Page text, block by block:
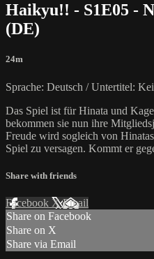
Haikyu!! - S1E05 -
(DE)
24m
Sprache: Deutsch / Untertitel:
Das Spiel ist für Hinata und
bekommen sie nun ihre
Freude wird sogleich von
Spiel zu versagen. Kommt er
Share with friends
Facebook XEmail
Share on Facebook
Share on X
Share via Email